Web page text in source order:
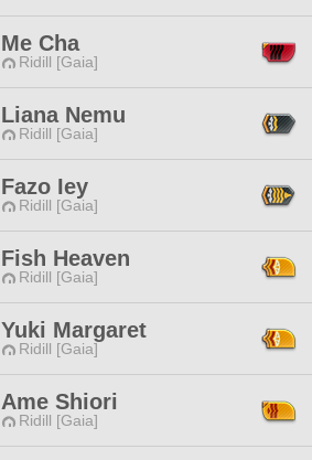
Me Cha
Ridill [Gaia]
Liana Nemu
Ridill [Gaia]
Fazo Iey
Ridill [Gaia]
Fish Heaven
Ridill [Gaia]
Yuki Margaret
Ridill [Gaia]
Ame Shiori
Ridill [Gaia]